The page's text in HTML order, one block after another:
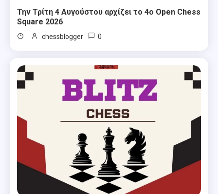
Την Τρίτη 4 Αυγούστου αρχίζει το 4ο Open Chess
Square 2026
chessblogger 0